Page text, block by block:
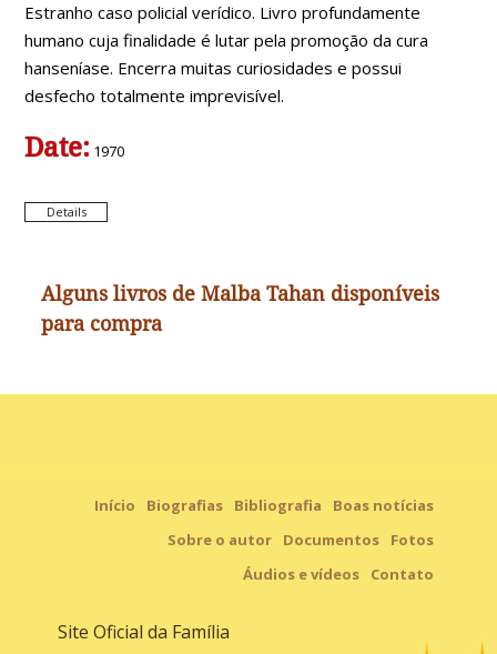
Estranho caso policial verídico. Livro profundamente
humano cuja finalidade é lutar pela promoção da cura
hanseníase. Encerra muitas curiosidades e possui
desfecho totalmente imprevisível.
Date: 1970
Details
Alguns livros de Malba Tahan disponíveis
para compra
Início Biografias Bibliografia
Boas notícias
Sobre o autor
Documentos
Fotos
Áudios e vídeos
Contato
Site Oficial da Família